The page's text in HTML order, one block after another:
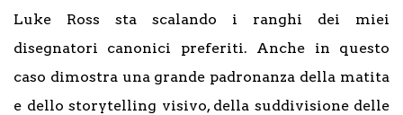
Luke Ross sta scalando i ranghi dei miei
disegnatori canonici preferiti. Anche in questo
caso dimostra una grande padronanza della matita
e dello storytelling visivo, della suddivisione delle